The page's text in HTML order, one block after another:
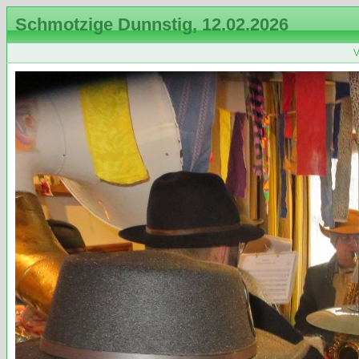
Schmotzige Dunnstig, 12.02.2026